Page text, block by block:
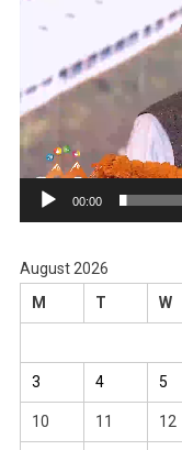
00:00
August 2026
M
T W
3 4 5
10 11 12